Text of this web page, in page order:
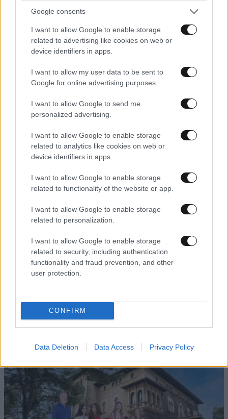
Google consents
I want to allow Google to enable storage
related to advertising like cookies on web or
device identifiers in apps.
I want to allow my user data to be sent to
Google for online advertising purposes.
I want to allow Google to send me
personalized advertising.
I want to allow Google to enable storage
related to analytics like cookies on web or
device identifiers in apps.
I want to allow Google to enable storage
related to functionality of the website or app.
I want to allow Google to enable storage
related to personalization.
I want to allow Google to enable storage
related to security, including authentication
functionality and fraud prevention, and other
user protection.
CONFIRM
Data Deletion Data Access Privacy Policy
«Κάηκε το σπίτι μας στην Ελλάδα λίγο πριν
μετακομίσουμε»: Απαρηγόρητη η οικογένεια
από τη Βρετανία που είδε το όνειρο ζωής να
γίνεται στάχτη
Μαρία Κορινθίου: «Είμαι πιο ευτυχισμένη από
ποτέ – Ναι, έχω πατήσει φρένο»